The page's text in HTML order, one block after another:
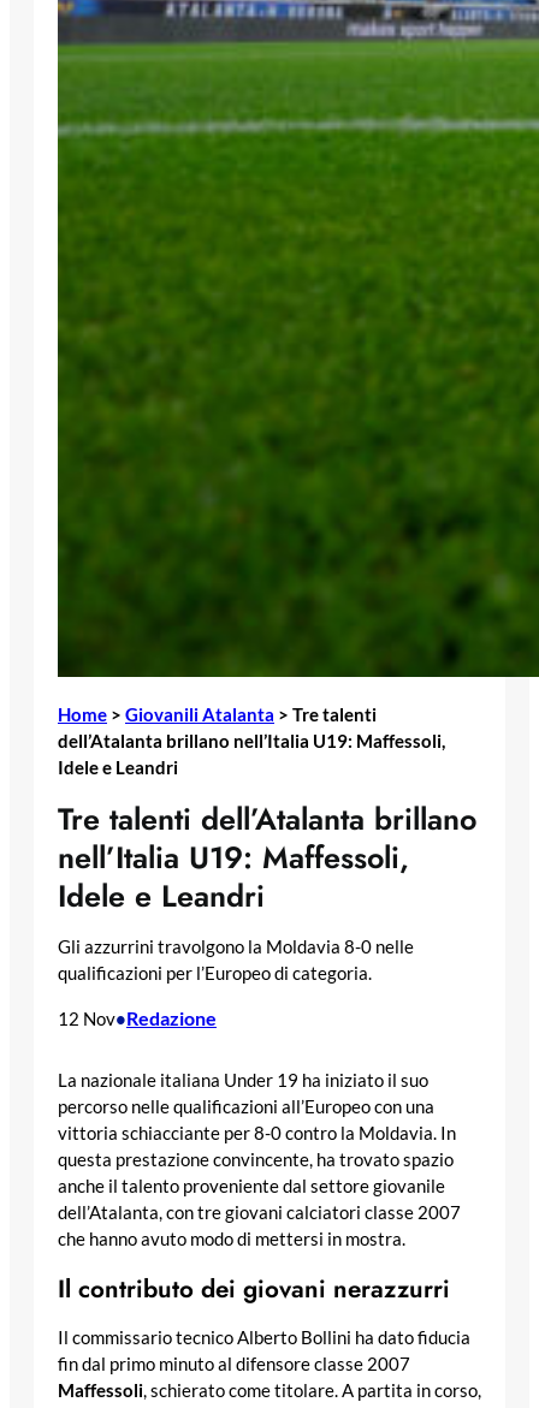
Home > Giovanili Atalanta > Tre talenti
dell’Atalanta brillano nell’Italia U19: Maffessoli,
Idele e Leandri
Tre talenti dell’Atalanta brillano
nell’Italia U19: Maffessoli,
Idele e Leandri
Gli azzurrini travolgono la Moldavia 8-0 nelle
qualificazioni per l’Europeo di categoria.
12 Nov•Redazione
La nazionale italiana Under 19 ha iniziato il suo
percorso nelle qualificazioni all’Europeo con una
vittoria schiacciante per 8-0 contro la Moldavia. In
questa prestazione convincente, ha trovato spazio
anche il talento proveniente dal settore giovanile
dell’Atalanta, con tre giovani calciatori classe 2007
che hanno avuto modo di mettersi in mostra.
Il contributo dei giovani nerazzurri
Il commissario tecnico Alberto Bollini ha dato fiducia
fin dal primo minuto al difensore classe 2007
Maffessoli, schierato come titolare. A partita in corso,